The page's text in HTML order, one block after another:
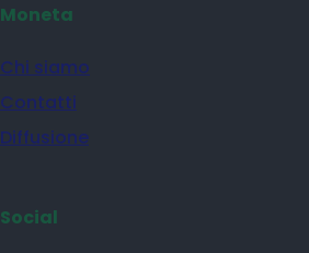
Moneta
Chi siamo
Contatti
Diffusione
Social